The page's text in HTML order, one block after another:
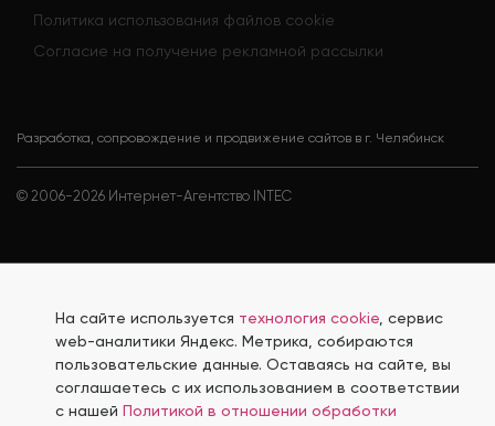
Политика использования файлов cookie
Согласие на получение рекламной рассылки
Разработка, сопровождение и продвижение сайтов в г. Челябинск
© 2006-2026 Интернет-Агентство INTEC
На сайте используется технология cookie , сервис
web-аналитики Яндекс. Метрика, собираются
пользовательские данные. Оставаясь на сайте, вы
соглашаетесь с их использованием в соответствии
с нашей Политикой в отношении обработки